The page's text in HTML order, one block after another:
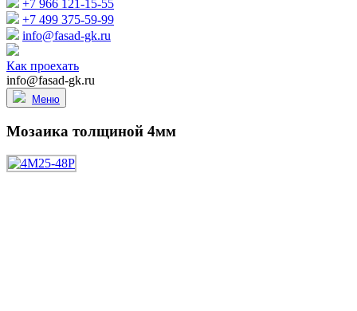
+7 966 121-15-55
+7 499 375-59-99
info@fasad-gk.ru
Как проехать
info@fasad-gk.ru
Меню
Мозаика толщиной 4мм